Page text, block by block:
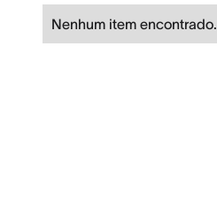
Nenhum item encontrado.